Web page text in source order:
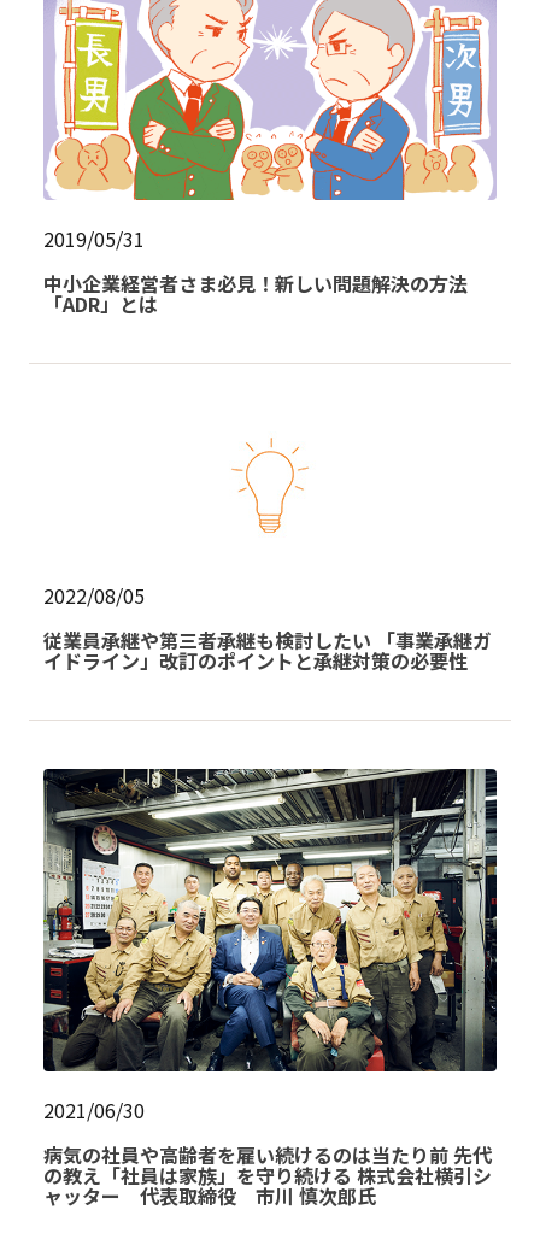
2019/05/31
中小企業経営者さま必見！新しい問題解決の方法
「ADR」とは
2022/08/05
従業員承継や第三者承継も検討したい 「事業承継ガ
イドライン」改訂のポイントと承継対策の必要性
2021/06/30
病気の社員や高齢者を雇い続けるのは当たり前 先代
の教え「社員は家族」を守り続ける 株式会社横引シ
ャッター 代表取締役 市川 慎次郎氏